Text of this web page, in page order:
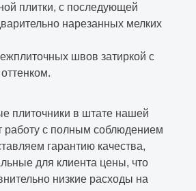
плитки, с последующей
нарезанных мелких
швов затиркой с
плиточники в штате нашей
работу с полным соблюдением
гарантию качества,
для клиента цены, что
низкие расходы на